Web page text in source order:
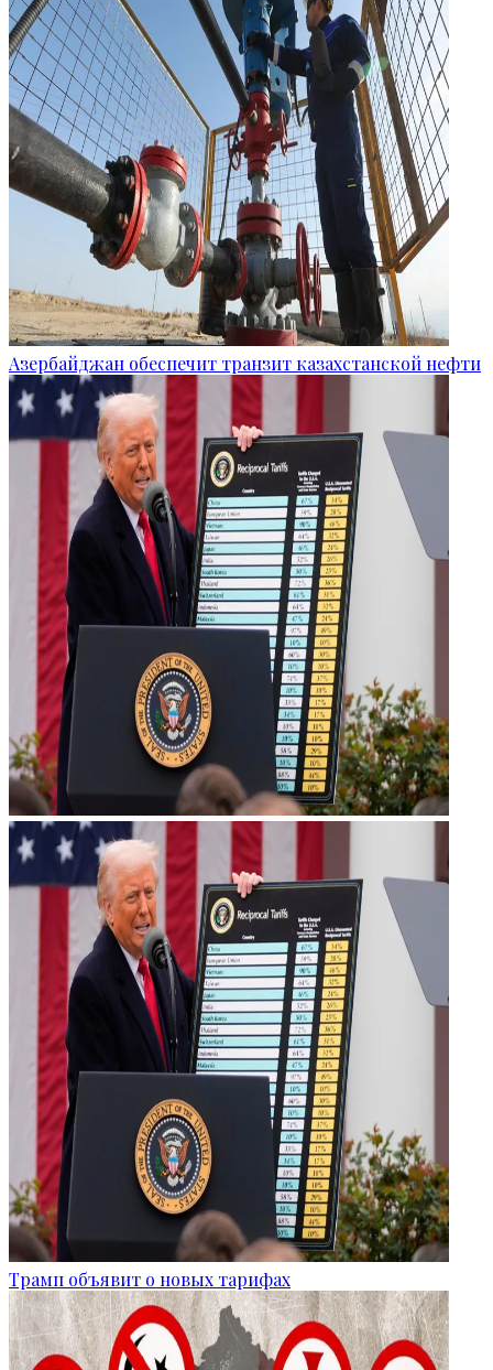
Азербайджан обеспечит транзит казахстанской нефти
Трамп объявит о новых тарифах